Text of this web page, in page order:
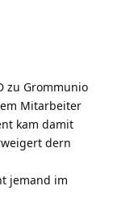
zu Grommunio
Mitarbeiter
kam damit
dern
jemand im